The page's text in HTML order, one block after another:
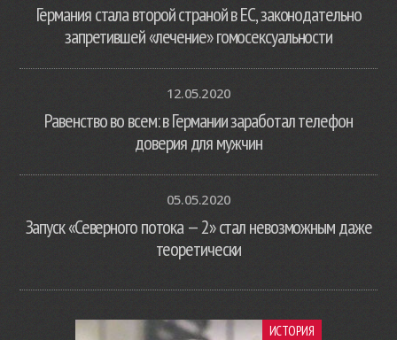
Германия стала второй страной в ЕС, законодательно
запретившей «лечение» гомосексуальности
12.05.2020
Равенство во всем: в Германии заработал телефон
доверия для мужчин
05.05.2020
Запуск «Северного потока — 2» стал невозможным даже
теоретически
ИСТОРИЯ